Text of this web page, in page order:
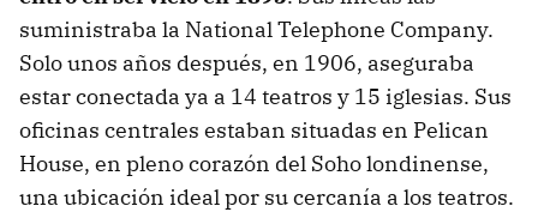
suministraba la National Telephone Company.
Solo unos años después, en 1906, aseguraba
estar conectada ya a 14 teatros y 15 iglesias. Sus
oficinas centrales estaban situadas en Pelican
House, en pleno corazón del Soho londinense,
una ubicación ideal por su cercanía a los teatros.